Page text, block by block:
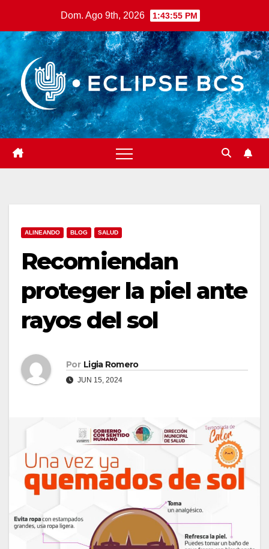
contenido
Dom. Ago 9th, 2026 1:43:56 PM
ALINEANDO BLOG SALUD
Recomiendan
proteger la piel ante
rayos del sol
Por Ligia Romero
JUN 15, 2024